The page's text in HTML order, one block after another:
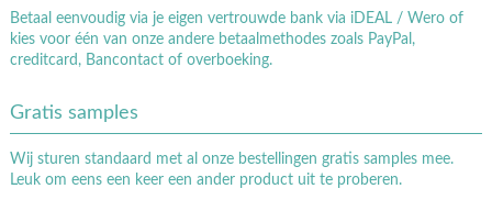
Betaal eenvoudig via je eigen vertrouwde bank via iDEAL / Wero of
kies voor één van onze andere betaalmethodes zoals PayPal,
creditcard, Bancontact of overboeking.
Gratis samples
Wij sturen standaard met al onze bestellingen gratis samples mee.
Leuk om eens een keer een ander product uit te proberen.